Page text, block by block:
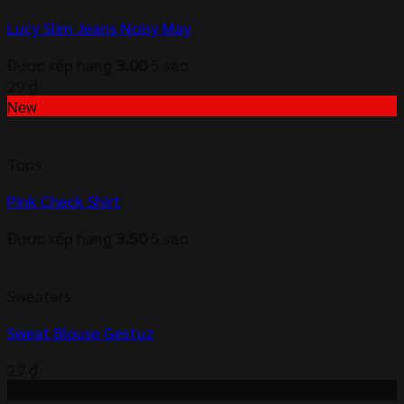
Lucy Slim Jeans Noisy May
New
Pink Check Shirt
Sweat Blouse Gestuz